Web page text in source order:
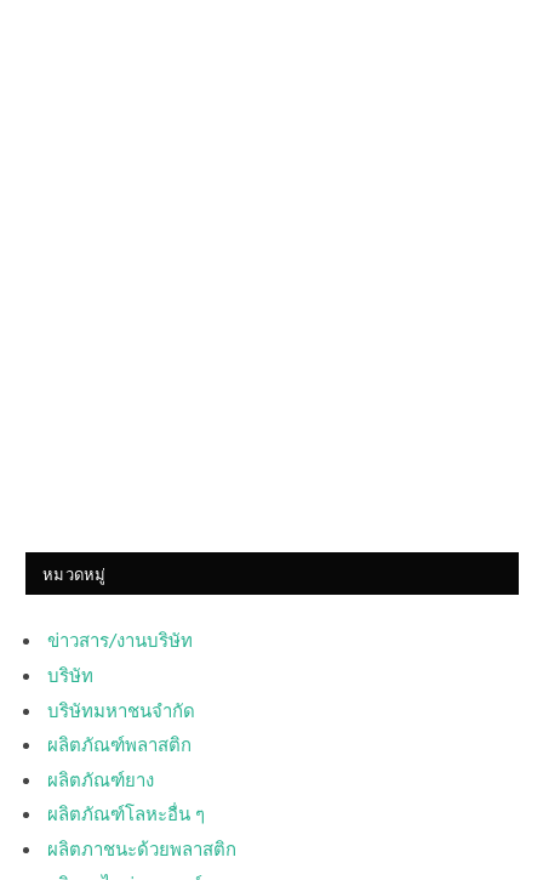
หมวดหมู่
ข่าวสาร/งานบริษัท
บริษัท
บริษัทมหาชนจำกัด
ผลิตภัณฑ์พลาสติก
ผลิตภัณฑ์ยาง
ผลิตภัณฑ์โลหะอื่น ๆ
ผลิตภาชนะด้วยพลาสติก